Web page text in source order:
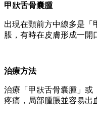
甲狀舌骨囊腫
出現在頸前方中線多是「
脹，有時在皮膚形成一開
治療方法
治療「甲狀舌骨囊腫」或
疼痛，局部腫脹並容易出